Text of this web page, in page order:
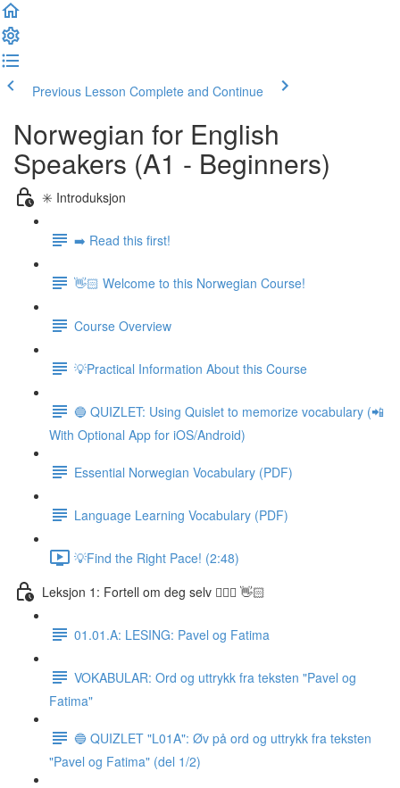
Previous Lesson Complete and Continue
Norwegian for English
Speakers (A1 - Beginners)
✳️ Introduksjon
➡️ Read this first!
👋🏻 Welcome to this Norwegian Course!
Course Overview
💡Practical Information About this Course
🔵 QUIZLET: Using Quislet to memorize vocabulary (📲
With Optional App for iOS/Android)
Essential Norwegian Vocabulary (PDF)
Language Learning Vocabulary (PDF)
💡Find the Right Pace! (2:48)
Leksjon 1: Fortell om deg selv 🙋🏽‍♀️ 👋🏻
01.01.A: LESING: Pavel og Fatima
VOKABULAR: Ord og uttrykk fra teksten "Pavel og
Fatima"
🔵 QUIZLET "L01A": Øv på ord og uttrykk fra teksten
"Pavel og Fatima" (del 1/2)